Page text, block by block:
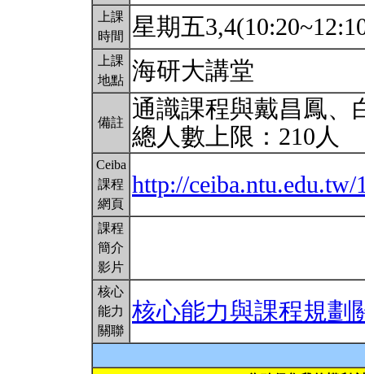
上課
時間
星期五
上課
地點 海研大講堂
備註
通識課程與戴昌鳳、
總人數上限：210人
Ceiba
課程
網頁
http://ceiba.ntu.edu.tw/
課程
簡介
影片
核心
能力
關聯
核心能力與課程規劃